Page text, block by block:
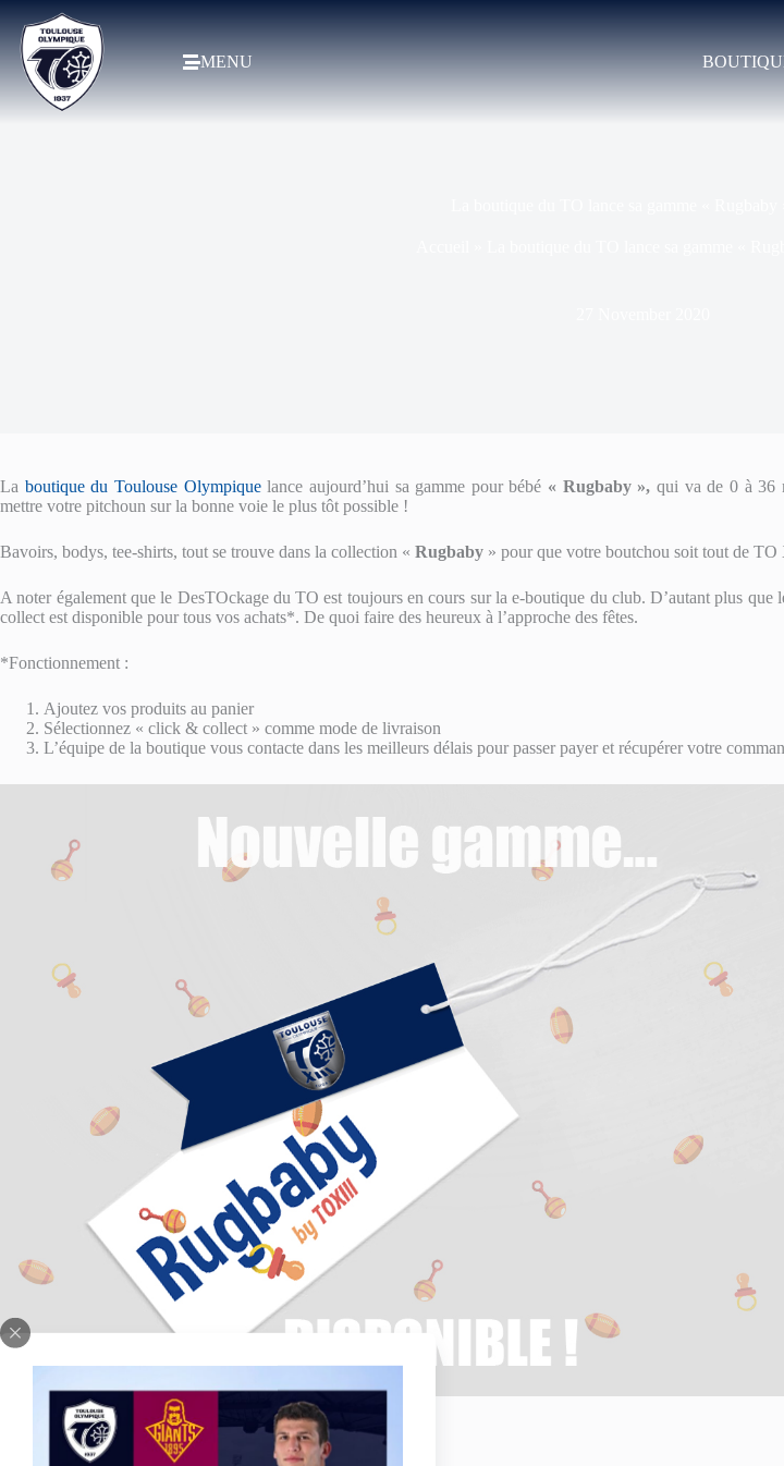
MENU
La boutique du Toulouse Olympiquelance aujourd’hui sa gamme pour bébé « Rugbaby »,qui va de 0 à 36
mettre votre pitchoun sur la bonne voie le plus tôt possible !
Bavoirs, bodys, tee-shirts, tout se trouve dans la collection « Rugbaby » pour que votre boutchou soit tout de
A noter également que le DesTOckage du TO est toujours en cours sur la e-boutique du club. D’autant plus que
collect est disponible pour tous vos achats*. De quoi faire des heureux à l’approche des fêtes.
*Fonctionnement :
Ajoutez vos produits au panier
Sélectionnez « click & collect » comme mode de livraison
L’équipe de la boutique vous contacte dans les meilleurs délais pour passer payer et récupérer votre